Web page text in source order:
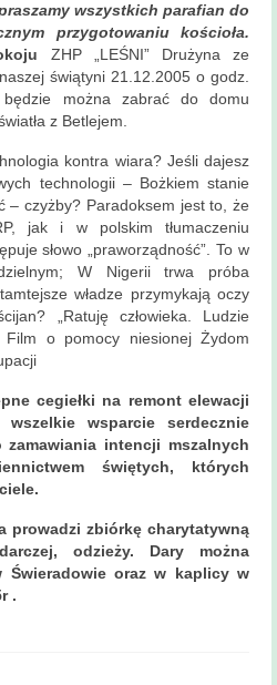
wszystkich parafian do
przygotowaniu kościoła.
ZHP „LEŚNI” Drużyna ze
świątyni 21.12.2005 o godz.
będzie można zabrać do domu
z Betlejem.
kontra wiara? Jeśli dajesz
technologii – Bożkiem stanie
– czyżby? Paradoksem jest to, że
jak i w polskim tłumaczeniu
słowo „praworządność”. To w
W Nigerii trwa próba
władze przymykają oczy
„Ratuję człowieka. Ludzie
Film o pomocy niesionej Żydom
cegiełki na remont elewacji
wsparcie serdecznie
zamawiania intencji mszalnych
świętych, których
prowadzi zbiórkę charytatywną
odzieży. Dary można
oraz w kaplicy w
.